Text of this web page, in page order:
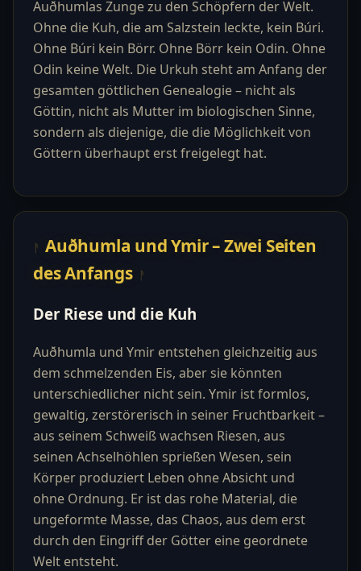
Auðhumlas Zunge zu den Schöpfern der Welt.
Ohne die Kuh, die am Salzstein leckte, kein Búri.
Ohne Búri kein Börr. Ohne Börr kein Odin. Ohne
Odin keine Welt. Die Urkuh steht am Anfang der
gesamten göttlichen Genealogie – nicht als
Göttin, nicht als Mutter im biologischen Sinne,
sondern als diejenige, die die Möglichkeit von
Göttern überhaupt erst freigelegt hat.
Auðhumla und Ymir – Zwei Seiten
des Anfangs
Der Riese und die Kuh
Auðhumla und Ymir entstehen gleichzeitig aus
dem schmelzenden Eis, aber sie könnten
unterschiedlicher nicht sein. Ymir ist formlos,
gewaltig, zerstörerisch in seiner Fruchtbarkeit –
aus seinem Schweiß wachsen Riesen, aus
seinen Achselhöhlen sprießen Wesen, sein
Körper produziert Leben ohne Absicht und
ohne Ordnung. Er ist das rohe Material, die
ungeformte Masse, das Chaos, aus dem erst
durch den Eingriff der Götter eine geordnete
Welt entsteht.